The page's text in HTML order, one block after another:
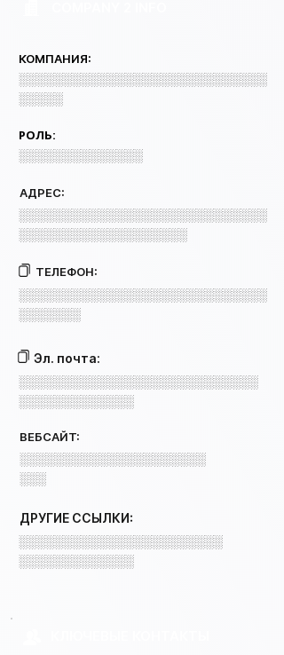
КОМПАНИЯ:
░░░░░░░░░░░░░░░░░░░░░░░░░░░░
░░░░░
РОЛЬ:
░░░░░░░░░░░░░░
АДРЕС:
░░░░░░░░░░░░░░░░░░░░░░░░░░░░
░░░░░░░░░░░░░░░░░░░
ТЕЛЕФОН:
░░░░░░░░░░░░░░░░░░░░░░░░░░░░
░░░░░░░
Эл. почта:
░░░░░░░░░░░░░░░░░░░░░░░░░░░
░░░░░░░░░░░░░
ВЕБСАЙТ:
░░░░░░░░░░░░░░░░░░░░░
░░░
ДРУГИЕ ССЫЛКИ:
░░░░░░░░░░░░░░░░░░░░░░░
░░░░░░░░░░░░░